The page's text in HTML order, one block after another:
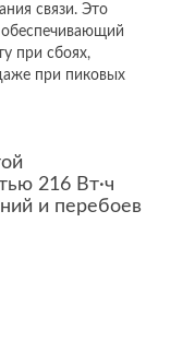
связи. Это
при сбоях,
при пиковых
216 Вт·ч
и перебоев